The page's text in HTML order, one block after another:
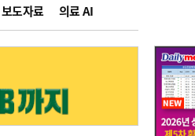
보도자료 의료 AI